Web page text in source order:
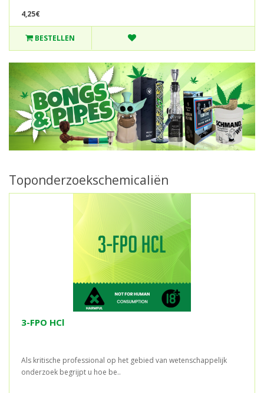
4,25€
BESTELLEN
Toponderzoekschemicaliën
3-FPO HCl
Als kritische professional op het gebied van wetenschappelijk
onderzoek begrijpt u hoe be..